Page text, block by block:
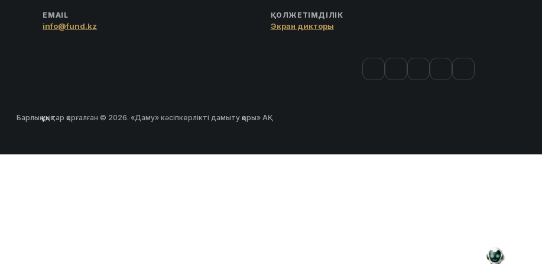
EMAIL
info@fund.kz
ҚОЛЖЕТІМДІЛІК
Экран дикторы
Барлық құқықтар қорғалған © 2026. «Даму» кәсіпкерлікті дамыту қоры» АҚ